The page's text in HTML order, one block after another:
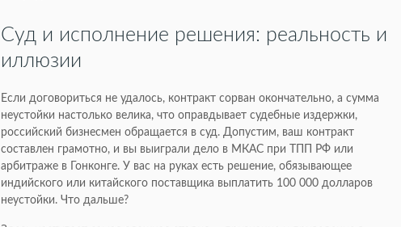
Суд и исполнение решения: реальность и
иллюзии
Если договориться не удалось, контракт сорван окончательно, а сумма
неустойки настолько велика, что оправдывает судебные издержки,
российский бизнесмен обращается в суд. Допустим, ваш контракт
составлен грамотно, и вы выиграли дело в МКАС при ТПП РФ или
арбитраже в Гонконге. У вас на руках есть решение, обязывающее
индийского или китайского поставщика выплатить 100 000 долларов
неустойки. Что дальше?